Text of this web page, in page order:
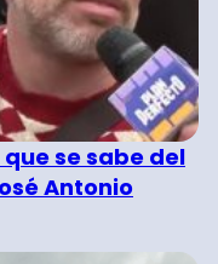
se sabe del
Antonio